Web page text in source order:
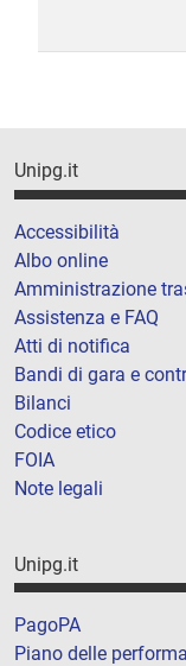
Unipg.it
Accessibilità
Albo online
Amministrazione
Assistenza e FAQ
Atti di notifica
Bandi di gara e
Bilanci
Codice etico
FOIA
Note legali
Unipg.it
PagoPA
Piano delle